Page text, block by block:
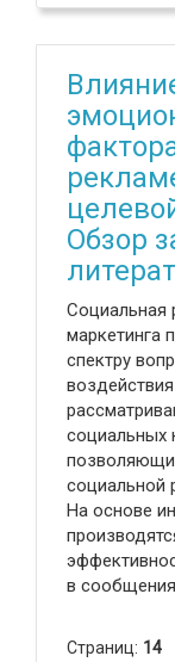
Обзор
Социальная
маркетинга
спектру
социальных
социальной
На основе
в
Страниц: 14